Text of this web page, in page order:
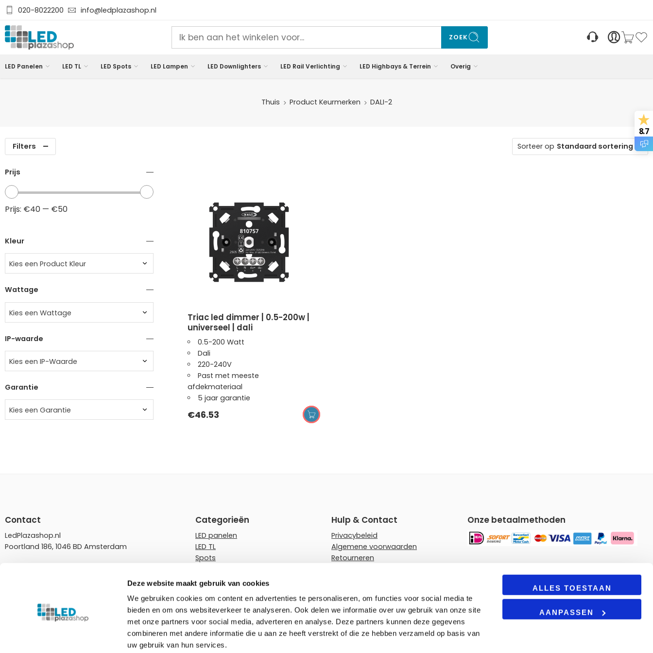
Deze website maakt gebruik van cookies
We gebruiken cookies om content en advertenties te personaliseren, om functies voor social media te
bieden en om ons websiteverkeer te analyseren. Ook delen we informatie over uw gebruik van onze site
met onze partners voor social media, adverteren en analyse. Deze partners kunnen deze gegevens
combineren met andere informatie die u aan ze heeft verstrekt of die ze hebben verzameld op basis van
uw gebruik van hun services.
ALLES TOESTAAN
AANPASSEN
020-8022200 info@ledplazashop.nl
ZOEK
LED Panelen LED TL LED Spots LED Lampen LED Downlighters LED Rail Verlichting LED Highbays & Terrein Overig
Thuis Product Keurmerken DALI-2
Filters Sorteer op Standaard sortering
TOEVOEGEN AAN WINKELWAGEN
triac led dimmer | 0.5-200w |
universeel | dali
0.5-200 Watt
Dali
220-240V
Past met meeste
afdekmateriaal
5 jaar garantie
€46.53
Prijs
Prijs: €40 — €50
Kleur
Kies een Product Kleur
Wattage
Kies een Wattage
IP-waarde
Kies een IP-Waarde
Garantie
Kies een Garantie
Contact
LedPlazashop.nl
Poortland 186, 1046 BD Amsterdam
Ledplazashop.nl is partner van Plafondplaza B.V.
Categorieën
LED panelen
LED TL
Spots
LED lampen
Rails
Tuinverlichting
Hulp & Contact
Privacybeleid
Algemene voorwaarden
Retourneren
Onze betaalmethoden
Om u een gepersonaliseerde
winkelervaring te bieden, maakt
onze site gebruik van cookies. Door
deze site te blijven gebruiken, gaat u
akkoord met onze
8.7